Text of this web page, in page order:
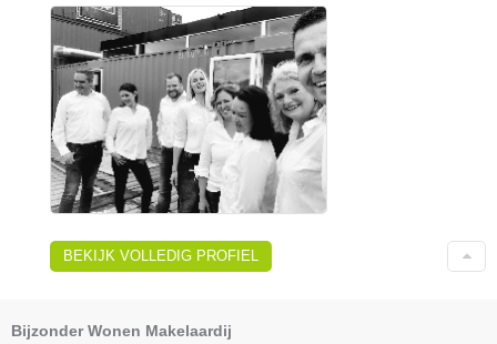
BEKIJK VOLLEDIG PROFIEL
Bijzonder Wonen Makelaardij